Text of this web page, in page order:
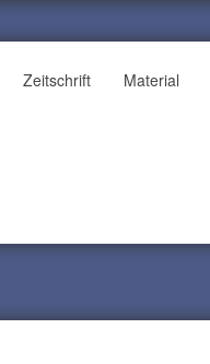
Zeitschrift Material